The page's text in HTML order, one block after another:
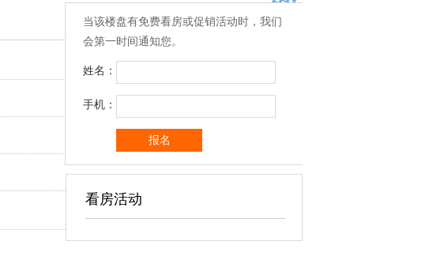
当该楼盘有免费看房或促销活动时，我们
会第一时间通知您。
姓名：
手机：
看房活动